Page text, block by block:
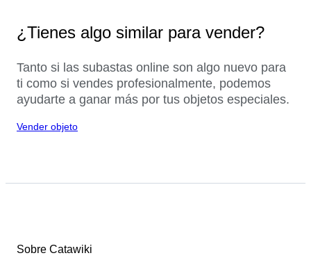
¿Tienes algo similar para vender?
Tanto si las subastas online son algo nuevo para
ti como si vendes profesionalmente, podemos
ayudarte a ganar más por tus objetos especiales.
Vender objeto
Sobre Catawiki